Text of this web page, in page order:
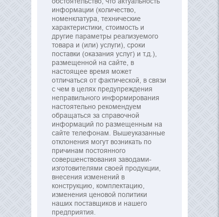
информации (количество,
номенклатура, технические
характеристики, стоимость и
другие параметры реализуемого
товара и (или) услуги), сроки
поставки (оказания услуг) и т.д.),
размещенной на сайте, в
настоящее время может
отличаться от фактической, в связи
с чем в целях предупреждения
неправильного информирования
настоятельно рекомендуем
обращаться за справочной
информаций по размещенным на
сайте телефонам. Вышеуказанные
отклонения могут возникать по
причинам постоянного
совершенствования заводами-
изготовителями своей продукции,
внесения изменений в
конструкцию, комплектацию,
изменения ценовой политики
наших поставщиков и нашего
предприятия.